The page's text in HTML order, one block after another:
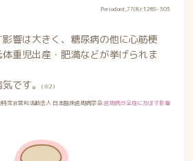
Periodont,77(8):1289-303
響は大きく、糖尿病の他に心筋梗
重児出産・肥満などが挙げられま
気です。(※2)
定非営利活動法人 日本臨床歯周病学会歯周病が全身に及ぼす影響